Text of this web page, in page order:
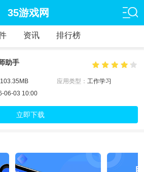
35游戏网
资讯 排行榜
助手
103.35MB 应用类型： 工作学习
06-03 10:00
立即下载